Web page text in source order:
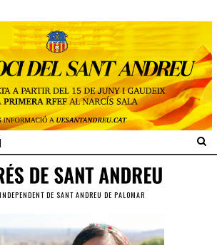
DE SANT ANDREU DE PALOMAR